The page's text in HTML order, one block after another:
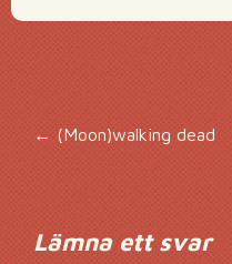
← (Moon)walking dead
Lämna ett svar